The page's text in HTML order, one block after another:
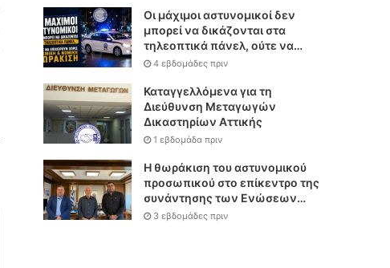
Οι μάχιμοι αστυνομικοί δεν
μπορεί να δικάζονται στα
τηλεοπτικά πάνελ, ούτε να
επιχειρούν χωρίς θεσμική &
4 εβδομάδες πριν
Καταγγελλόμενα για τη
Διεύθυνση Μεταγωγών
Δικαστηρίων Αττικής
1 εβδομάδα πριν
Η θωράκιση του αστυνομικού
προσωπικού στο επίκεντρο της
συνάντησης των Ενώσεων
Αστυνομικών Υπαλλήλων
3 εβδομάδες πριν